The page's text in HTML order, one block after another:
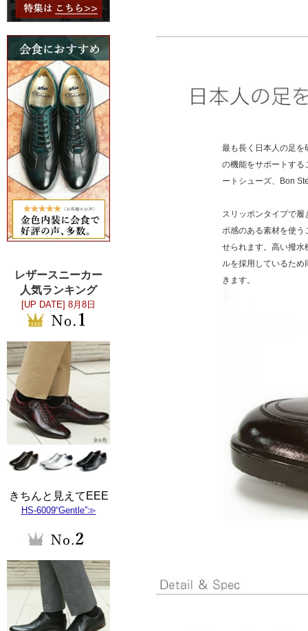
レザースニーカー
人気ランキング
[UP DATE] 8月8日
きちんと見えてEEE
HS-6009“Gentle”≫
最も長く日本人の足を
の機能をサポートする
ートシューズ、Bon
スリッポンタイプで
ボ感のある素材を使う
せられます。高い撥水
ルを採用しているた
きます。